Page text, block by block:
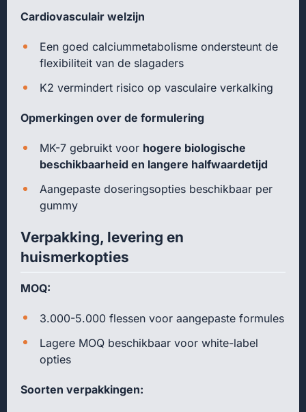
Cardiovasculair welzijn
Een goed calciummetabolisme ondersteunt de
flexibiliteit van de slagaders
K2 vermindert risico op vasculaire verkalking
Opmerkingen over de formulering
MK-7 gebruikt voor hogere biologische
beschikbaarheid en langere halfwaardetijd
Aangepaste doseringsopties beschikbaar per
gummy
Verpakking, levering en
huismerkopties
MOQ:
3.000-5.000 flessen voor aangepaste formules
Lagere MOQ beschikbaar voor white-label
opties
Soorten verpakkingen: